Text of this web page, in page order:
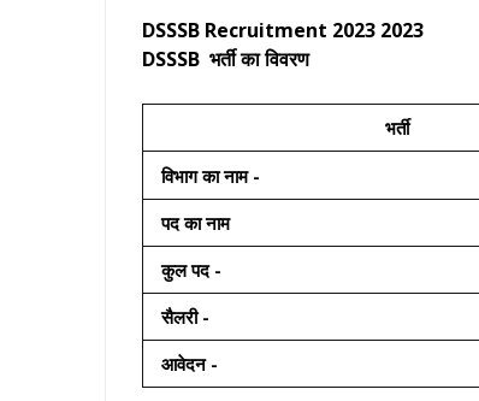
DSSSB Recruitment 2023 2023
DSSSB भर्ती का विवरण
भर्ती
विभाग का नाम -
पद का नाम
कुल पद -
सैलरी -
आवेदन -